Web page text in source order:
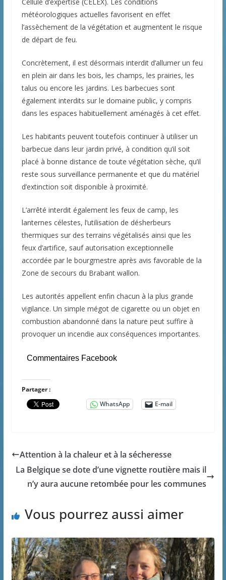
météorologiques actuelles favorisent en effet
l’assèchement de la végétation et augmentent le risque
de départ de feu.
Concrètement, il est désormais interdit d’allumer un feu
en plein air dans les bois, les champs, les prairies, les
talus ou encore les jardins. Les barbecues sont
également interdits sur le domaine public, y compris
dans les espaces habituellement aménagés à cet effet.
Les habitants peuvent toutefois continuer à utiliser un
barbecue dans leur jardin privé, à condition qu’il soit
placé à bonne distance de toute végétation sèche, qu’il
reste sous surveillance permanente et que du matériel
d’extinction soit disponible à proximité.
L’arrêté interdit également les feux de camp, les
lanternes célestes, l’utilisation de désherbeurs
thermiques sur des terrains végétalisés ainsi que les
feux d’artifice, sauf autorisation exceptionnelle
accordée par le bourgmestre après avis favorable de la
Zone de secours du Brabant wallon.
Les autorités appellent enfin chacun à la plus grande
vigilance. Un simple mégot de cigarette ou un objet en
combustion abandonné dans la nature peut suffire à
provoquer un incendie aux conséquences importantes.
Commentaires Facebook
Partager :
WhatsApp
E-mail
Attention à la chaleur et à la sécheresse
La Belgique se dote d’une vignette routière mais il
n’y aura aucune retombée pour les communes
Vous pourrez aussi aimer